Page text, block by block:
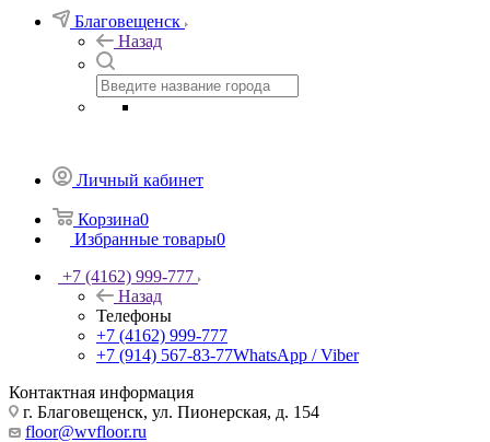
Благовещенск
Назад
Личный кабинет
Корзина0
Избранные товары0
+7 (4162) 999-777
Назад
Телефоны
+7 (4162) 999-777
+7 (914) 567-83-77WhatsApp / Viber
Контактная информация
г. Благовещенск, ул. Пионерская, д. 154
floor@wvfloor.ru